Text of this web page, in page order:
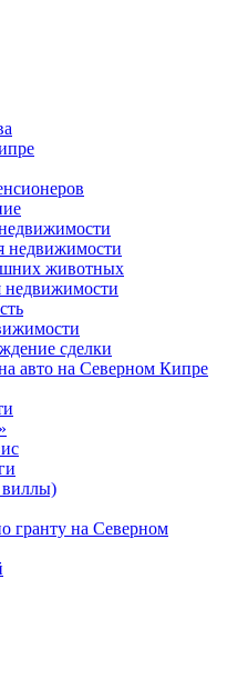
недвижимости
животных
недвижимости
сделки
авто на Северном Кипре
виллы)
гранту на Северном